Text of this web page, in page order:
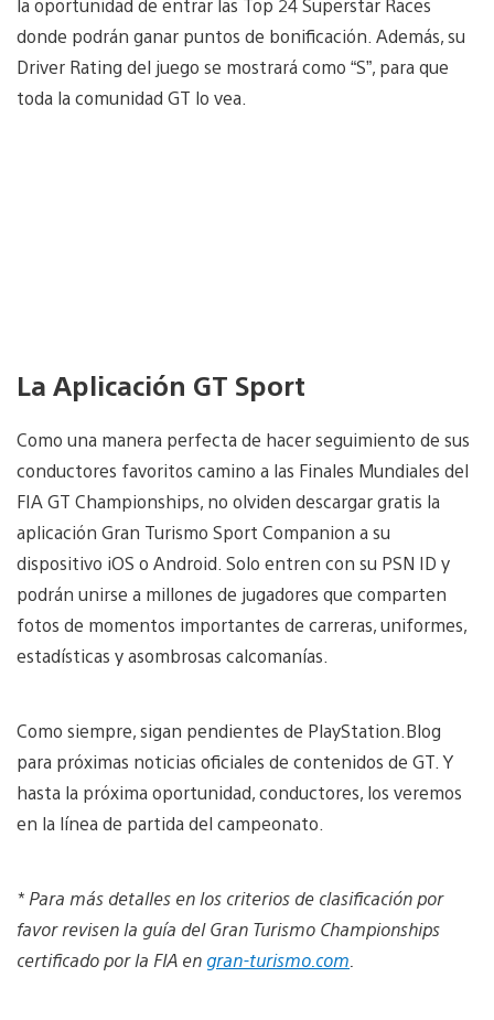
donde podrán ganar puntos de bonificación. Además, su
Driver Rating del juego se mostrará como “S”, para que
toda la comunidad GT lo vea.
La Aplicación GT Sport
Como una manera perfecta de hacer seguimiento de sus
conductores favoritos camino a las Finales Mundiales del
FIA GT Championships, no olviden descargar gratis la
aplicación Gran Turismo Sport Companion a su
dispositivo iOS o Android. Solo entren con su PSN ID y
podrán unirse a millones de jugadores que comparten
fotos de momentos importantes de carreras, uniformes,
estadísticas y asombrosas calcomanías.
Como siempre, sigan pendientes de PlayStation.Blog
para próximas noticias oficiales de contenidos de GT. Y
hasta la próxima oportunidad, conductores, los veremos
en la línea de partida del campeonato.
* Para más detalles en los criterios de clasificación por
favor revisen la guía del Gran Turismo Championships
certificado por la FIA en gran-turismo.com.